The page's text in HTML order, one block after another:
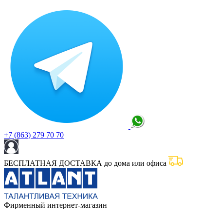
+7 (863) 279 70 70
БЕСПЛАТНАЯ ДОСТАВКА до дома или офиса
Фирменный интернет-магазин